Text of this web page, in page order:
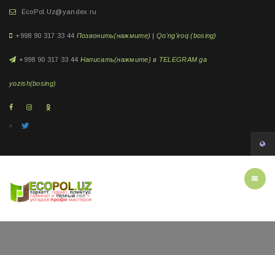
EcoPol.Uz@yandex.ru
+998 90 317 33 44 Позвонить(нажмите) | Qo'ng'iroq (bosing)
+998 90 317 33 44 Написать(нажмите) в TELEGRAM ga
yozish(bosing)